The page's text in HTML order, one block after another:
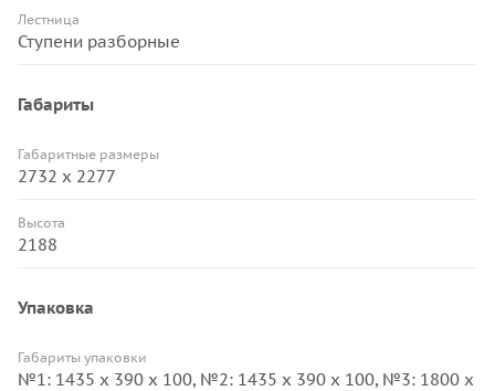
Лестница
Ступени разборные
Габариты
Габаритные размеры
2732 х 2277
Высота
2188
Упаковка
Габариты упаковки
№1: 1435 х 390 х 100, №2: 1435 х 390 х 100, №3: 1800 х